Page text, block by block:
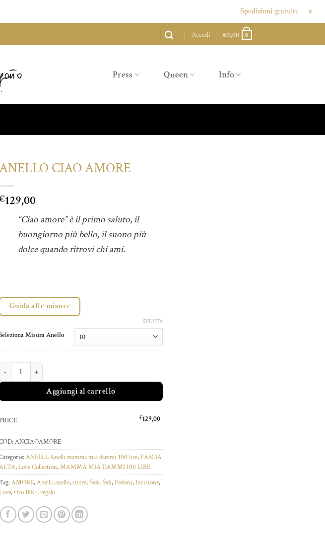
X
Spedizioni gratuite sopra agli
Accedi €0,00 0
Press Queen Info
CIAO AMORE
129,00
“Ciao amore” è il primo saluto, il
buongiorno più bello, il suono più
dolce quando ritrovi chi ami.
Guida alle misure
Misura Anello
SVUOTA
CIAO AMORE quantità
Aggiungi al carrello
€129,00
ANCIAOAMORE
ANELLI,Anelli mamma mia dammi 100 lire,FASCIA
,Love Collection,MAMMA MIA DAMMI 100 LIRE
AMORE,Anelli,anello,cuore,fede,fedi,Fedona,Incisione,
,Oro 18Kt,regalo